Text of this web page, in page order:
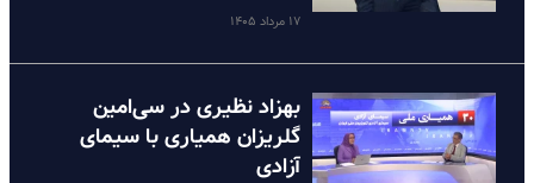
۱۷ مرداد ۱۴۰۵
بهزاد نظیری در سی‌امین
گلریزان همیاری با سیمای
آزادی